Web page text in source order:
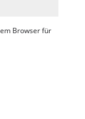
Browser für